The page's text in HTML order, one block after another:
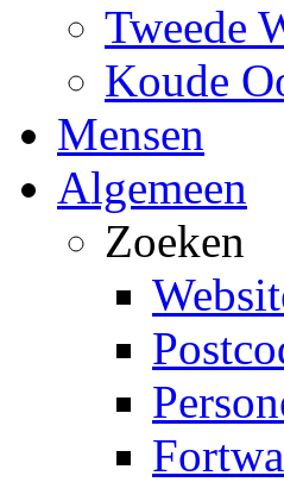
Tweede
Koude
Mensen
Algemeen
Zoeken